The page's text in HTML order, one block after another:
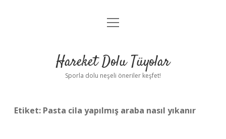
Anasayfa
Yasal Uyarı
menüyü
Hareket Dolu Tüyolar
Sporla dolu neşeli öneriler keşfet!
Etiket: Pasta cila yapılmış araba nasıl yıkanır